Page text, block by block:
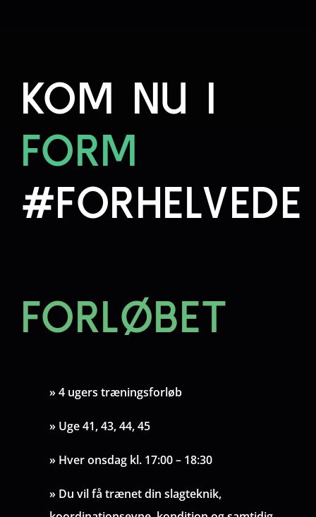
KOM NU I
FORM
#FORHELVEDE
FORLØBET
» 4 ugers træningsforløb
» Uge 41, 43, 44, 45
» Hver onsdag kl. 17:00 – 18:30
» Du vil få trænet din slagteknik,